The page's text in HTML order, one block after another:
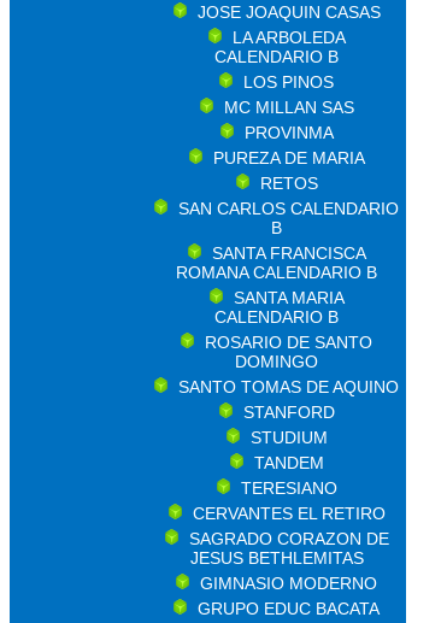
JOSE JOAQUIN CASAS
LA ARBOLEDA
CALENDARIO B
LOS PINOS
MC MILLAN SAS
PROVINMA
PUREZA DE MARIA
RETOS
SAN CARLOS CALENDARIO
B
SANTA FRANCISCA
ROMANA CALENDARIO B
SANTA MARIA
CALENDARIO B
ROSARIO DE SANTO
DOMINGO
SANTO TOMAS DE AQUINO
STANFORD
STUDIUM
TANDEM
TERESIANO
CERVANTES EL RETIRO
SAGRADO CORAZON DE
JESUS BETHLEMITAS
GIMNASIO MODERNO
GRUPO EDUC BACATA